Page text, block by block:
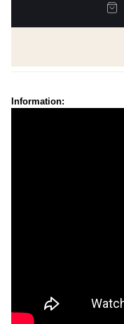
Information: